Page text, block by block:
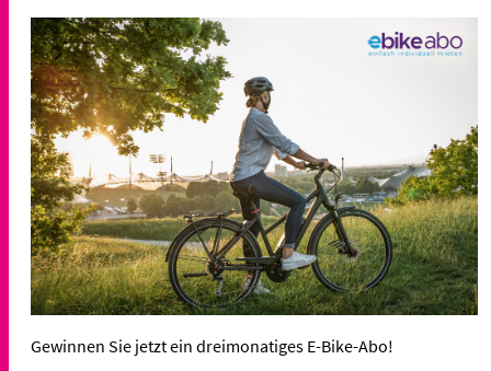
Gewinnen Sie jetzt ein dreimonatiges E-Bike-Abo!